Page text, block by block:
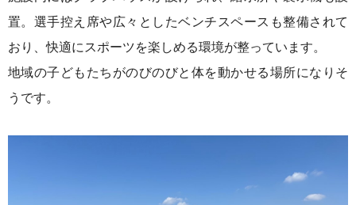
置。 選手控え席や広々としたベンチスペースも整備されて
おり、快適にスポーツを楽しめる環境が整っています。
地域の子どもたちがのびのびと体を動かせる場所になりそ
うです。